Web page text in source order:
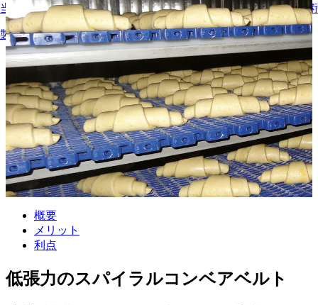
当社のコンベアベルト、部品、付属品などに関する詳細な技
製品の概要
物流およびマテリアルハンドリング
eコマースと流通
郵便と小包
タイヤおよび自動車産業
タイヤ
自動車
EVバッテリー
工業
業界の概要
概要
メリット
利点
低張力のスパイラルコンベアベルト